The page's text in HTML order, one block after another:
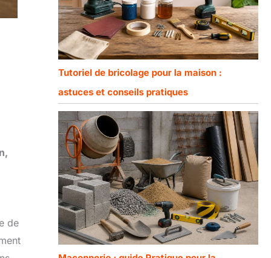
de
Tutoriel de bricolage pour la maison :
astuces et conseils pratiques